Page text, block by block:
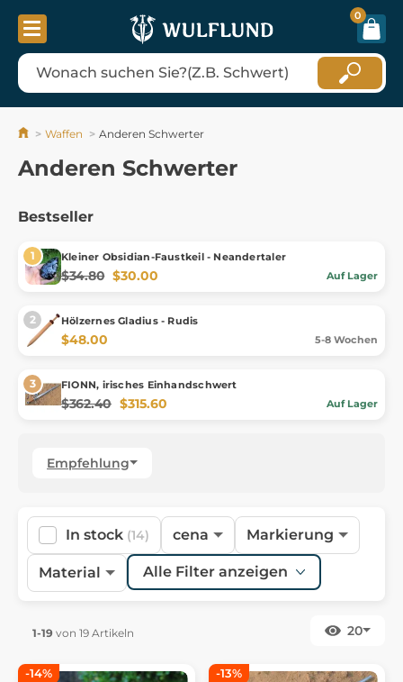
0
Waffen Anderen Schwerter
Anderen Schwerter
Bestseller
Kleiner Obsidian-Faustkeil - Neandertaler
$34.80 $30.00 Auf Lager
Hölzernes Gladius - Rudis
$48.00 5-8 Wochen
FIONN, irisches Einhandschwert
$362.40 $315.60 Auf Lager
Empfehlung
In stock (14) cena Markierung
Material Alle Filter anzeigen
1-19 von 19 Artikeln 20
-14% -13%